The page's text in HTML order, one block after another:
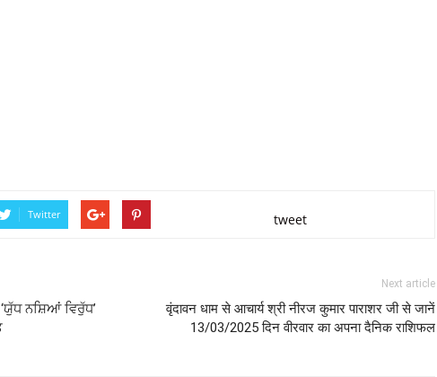
Twitter tweet
ਨਸ਼ਿਆਂ ਵਿਰੁੱਧ’
Next article
वृंदावन धाम से आचार्य श्री नीरज कुमार पाराशर जी से जानें
13/03/2025 दिन वीरवार का अपना दैनिक राशिफल